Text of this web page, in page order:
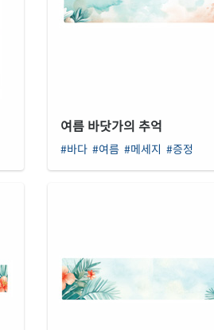
여름 바닷가의 추억
#바다 #여름 #메세지 #증정